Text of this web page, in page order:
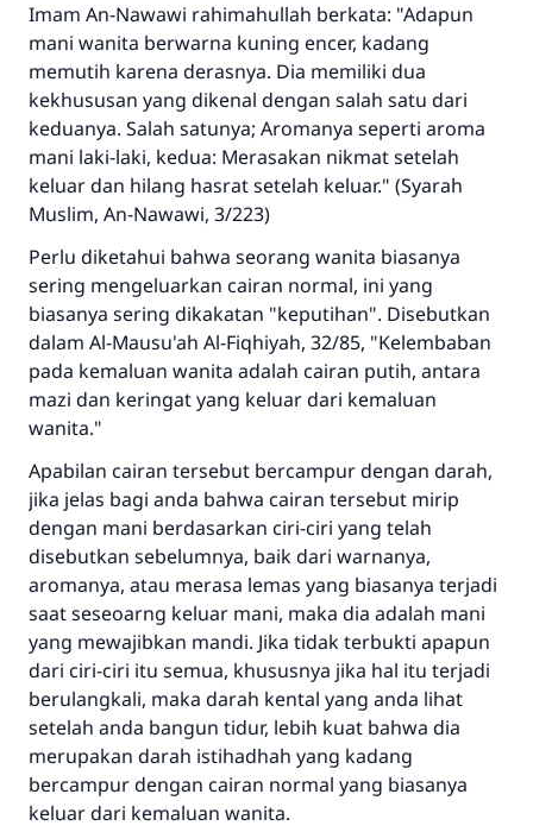
Imam An-Nawawi rahimahullah berkata: "Adapun
mani wanita berwarna kuning encer, kadang
memutih karena derasnya. Dia memiliki dua
kekhususan yang dikenal dengan salah satu dari
keduanya. Salah satunya; Aromanya seperti aroma
mani laki-laki, kedua: Merasakan nikmat setelah
keluar dan hilang hasrat setelah keluar." (Syarah
Muslim, An-Nawawi, 3/223)
Perlu diketahui bahwa seorang wanita biasanya
sering mengeluarkan cairan normal, ini yang
biasanya sering dikakatan "keputihan". Disebutkan
dalam Al-Mausu'ah Al-Fiqhiyah, 32/85, "Kelembaban
pada kemaluan wanita adalah cairan putih, antara
mazi dan keringat yang keluar dari kemaluan
wanita."
Apabilan cairan tersebut bercampur dengan darah,
jika jelas bagi anda bahwa cairan tersebut mirip
dengan mani berdasarkan ciri-ciri yang telah
disebutkan sebelumnya, baik dari warnanya,
aromanya, atau merasa lemas yang biasanya terjadi
saat seseoarng keluar mani, maka dia adalah mani
yang mewajibkan mandi. Jika tidak terbukti apapun
dari ciri-ciri itu semua, khususnya jika hal itu terjadi
berulangkali, maka darah kental yang anda lihat
setelah anda bangun tidur, lebih kuat bahwa dia
merupakan darah istihadhah yang kadang
bercampur dengan cairan normal yang biasanya
keluar dari kemaluan wanita.
Jawaban no. 110845
menyelamatkan pernikahan.